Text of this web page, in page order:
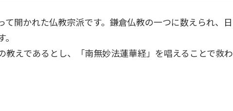
開かれた仏教宗派です。鎌倉仏教の一つに数えられ、日
教えであるとし、「南無妙法蓮華経」を唱えることで救わ